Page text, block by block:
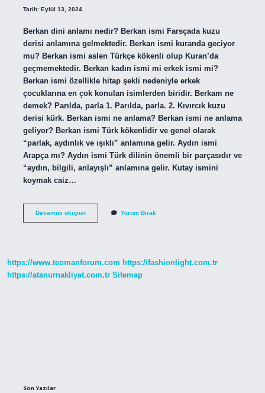
Tarih: Eylül 13, 2024
Berkan dini anlamı nedir? Berkan ismi Farsçada kuzu
derisi anlamına gelmektedir. Berkan ismi kuranda geciyor
mu? Berkan ismi aslen Türkçe kökenli olup Kuran’da
geçmemektedir. Berkan kadın ismi mi erkek ismi mi?
Berkan ismi özellikle hitap şekli nedeniyle erkek
çocuklarına en çok konulan isimlerden biridir. Berkam ne
demek? Parılda, parla 1. Parılda, parla. 2. Kıvırcık kuzu
derisi kürk. Berkan ismi ne anlama? Berkan ismi ne anlama
geliyor? Berkan ismi Türk kökenlidir ve genel olarak
“parlak, aydınlık ve ışıklı” anlamına gelir. Aydın ismi
Arapça mı? Aydın ismi Türk dilinin önemli bir parçasıdır ve
“aydın, bilgili, anlayışlı” anlamına gelir. Kutay ismini
koymak caiz…
Devamını okuyunBerkan
Yorum Bırak
https://www.teomanforum.com https://fashionlight.com.tr
https://atanurnakliyat.com.tr Sitemap
Son Yazılar